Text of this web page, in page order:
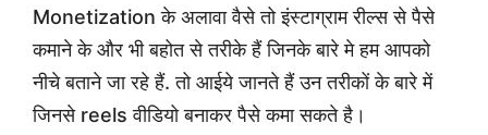
Monetization के अलावा वैसे तो इंस्टाग्राम रील्स से पैसे
कमाने के और भी बहोत से तरीके हैं जिनके बारे मे हम आपको
नीचे बताने जा रहे हैं. तो आईये जानते हैं उन तरीकों के बारे में
जिनसे reels वीडियो बनाकर पैसे कमा सकते है।